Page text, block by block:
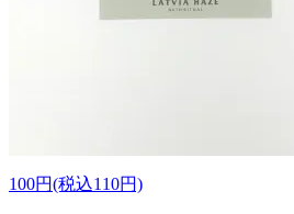
100円(税込110円)